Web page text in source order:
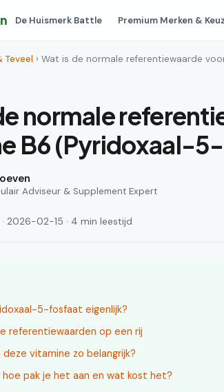
De Huismerk Battle Premium Merken &
Teveel › Wat is de normale referentiewaarde
normale
B6 (Pyridoxaal-
Adviseur & Supplement Expert
2026-02-15 · 4 min leestijd
5-fosfaat eigenlijk?
referentiewaarden op een rij
deze vitamine zo belangrijk?
pak je het aan en wat kost het?